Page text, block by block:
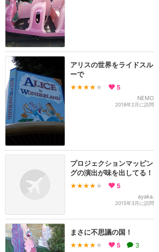
アリスの世界をライドスル
ーで
★★★★ ★ 5
NEMO
2018年2月に訪問
プロジェクションマッピン
グの演出が味を出してる！
★★★★ ★ 5
ayaka.
2015年3月に訪問
まさに不思議の国！
★★★★ ★ 5 3